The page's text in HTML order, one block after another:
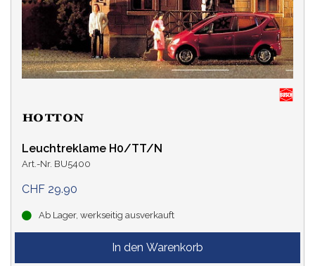
Leuchtreklame H0/TT/N
Art.-Nr. BU5400
CHF 29.90
Ab Lager, werkseitig ausverkauft